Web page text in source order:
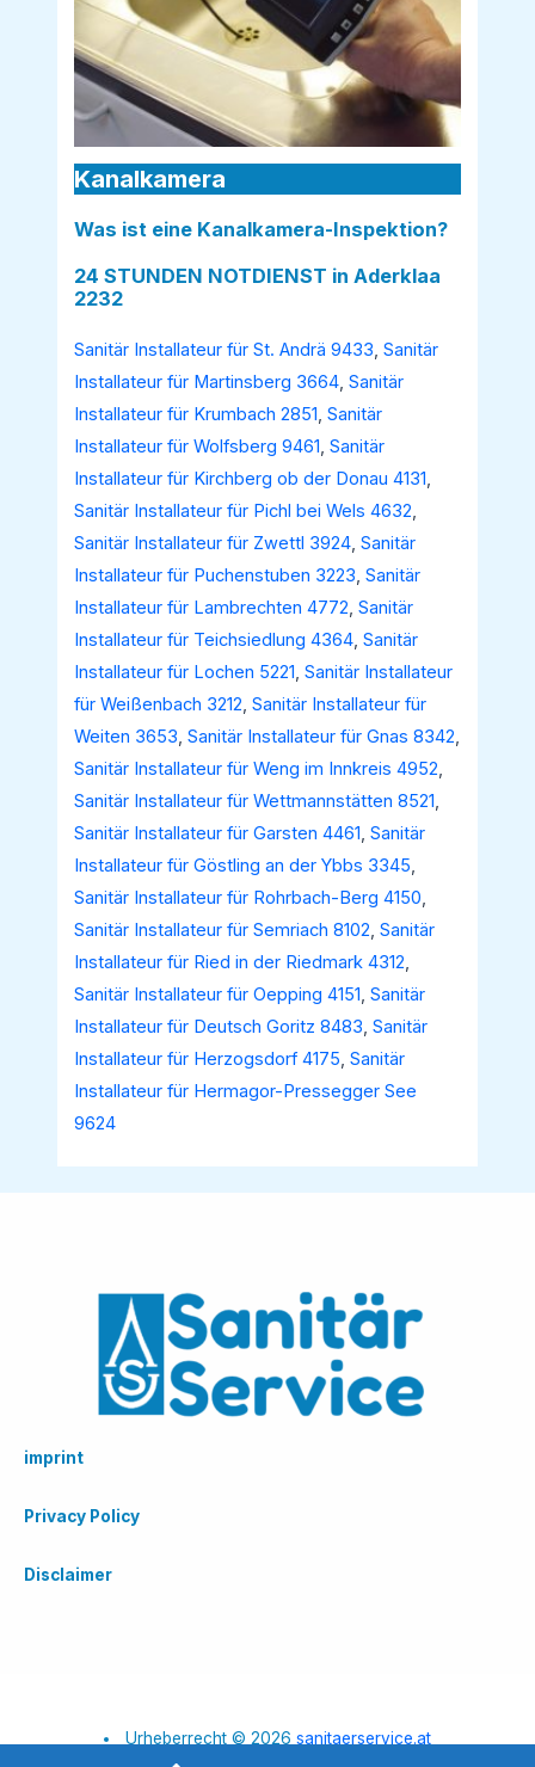
Kanalkamera
Was ist eine Kanalkamera-Inspektion?
24 STUNDEN NOTDIENST in Aderklaa
2232
Sanitär Installateur für St. Andrä 9433,Sanitär
Installateur für Martinsberg 3664,Sanitär
Installateur für Krumbach 2851,Sanitär
Installateur für Wolfsberg 9461,Sanitär
Installateur für Kirchberg ob der Donau 4131,
Sanitär Installateur für Pichl bei Wels 4632,
Sanitär Installateur für Zwettl 3924,Sanitär
Installateur für Puchenstuben 3223,Sanitär
Installateur für Lambrechten 4772,Sanitär
Installateur für Teichsiedlung 4364,Sanitär
Installateur für Lochen 5221,Sanitär Installateur
für Weißenbach 3212,Sanitär Installateur für
Weiten 3653,Sanitär Installateur für Gnas 8342,
Sanitär Installateur für Weng im Innkreis 4952,
Sanitär Installateur für Wettmannstätten 8521,
Sanitär Installateur für Garsten 4461,Sanitär
Installateur für Göstling an der Ybbs 3345,
Sanitär Installateur für Rohrbach-Berg 4150,
Sanitär Installateur für Semriach 8102,Sanitär
Installateur für Ried in der Riedmark 4312,
Sanitär Installateur für Oepping 4151,Sanitär
Installateur für Deutsch Goritz 8483,Sanitär
Installateur für Herzogsdorf 4175,Sanitär
Installateur für Hermagor-Pressegger See
9624
imprint
Privacy Policy
Disclaimer
Urheberrecht © 2026sanitaerservice.at